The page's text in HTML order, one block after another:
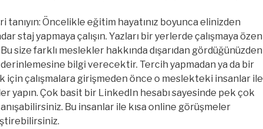
tanıyın: Öncelikle eğitim hayatınız boyunca elinizden
staj yapmaya çalışın. Yazları bir yerlerde çalışmaya özen
size farklı meslekler hakkında dışarıdan gördüğünüzden
bilgi verecektir. Tercih yapmadan ya da bir
için çalışmalara girişmeden önce o meslekteki insanlar ile
yapın. Çok basit bir LinkedIn hesabı sayesinde pek çok
Bu insanlar ile kısa online görüşmeler